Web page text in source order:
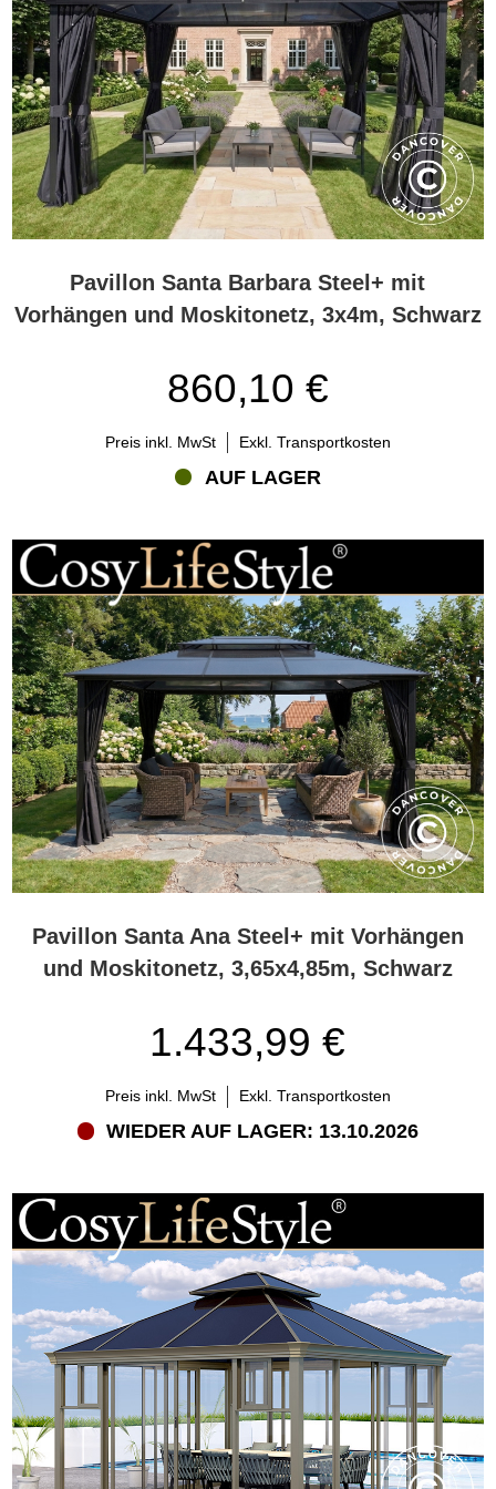
Pavillon Santa Barbara Steel+ mit
Vorhängen und Moskitonetz, 3x4m, Schwarz
860,10 €
Preis inkl. MwSt Exkl. Transportkosten
AUF LAGER
Pavillon Santa Ana Steel+ mit Vorhängen
und Moskitonetz, 3,65x4,85m, Schwarz
1.433,99 €
Preis inkl. MwSt Exkl. Transportkosten
WIEDER AUF LAGER: 13.10.2026